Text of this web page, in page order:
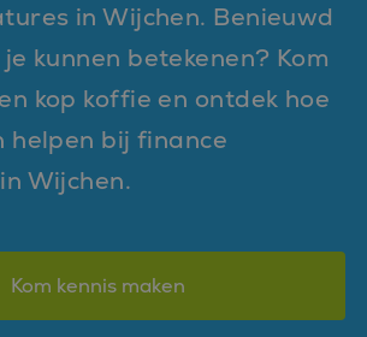
in Wijchen. Benieuwd
kunnen betekenen? Kom
kop koffie en ontdek hoe
helpen bij finance
Wijchen.
Kom kennis maken